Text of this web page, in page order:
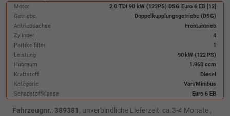
Motor
2.0 TDI 90 kW (122PS) DSG Euro 6 EB [12]
Getriebe
Doppelkupplungsgetriebe (DSG)
Antriebsachse
Frontantrieb
Zylinder
4
Partikelfilter
1
Leistung
90 kW (122 PS)
Hubraum
1.968 ccm
Kraftstoff
Diesel
Kategorie
Van/Minibus
Schadstoffklasse
Euro 6 EB
Fahrzeugnr.: 389381, unverbindliche Lieferzeit: ca.3-4 Monate ,